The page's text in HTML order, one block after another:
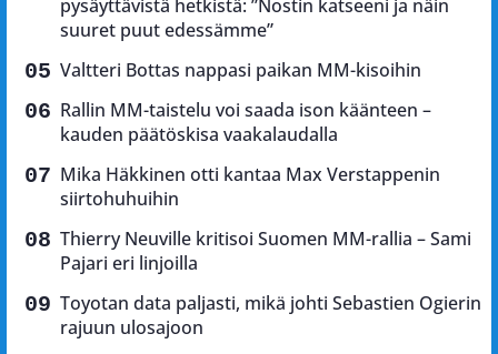
pysäyttävistä hetkistä: ”Nostin katseeni ja näin
suuret puut edessämme”
Valtteri Bottas nappasi paikan MM-kisoihin
Rallin MM-taistelu voi saada ison käänteen –
kauden päätöskisa vaakalaudalla
Mika Häkkinen otti kantaa Max Verstappenin
siirtohuhuihin
Thierry Neuville kritisoi Suomen MM-rallia – Sami
Pajari eri linjoilla
Toyotan data paljasti, mikä johti Sebastien Ogierin
rajuun ulosajoon